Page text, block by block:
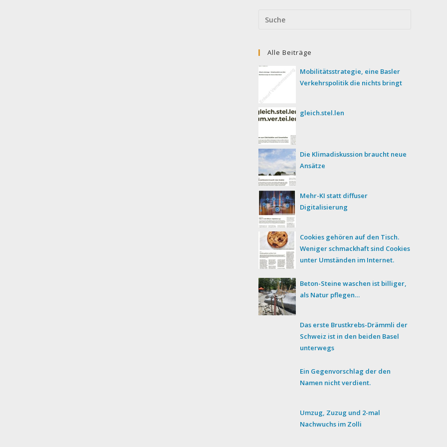
Search
Alle Beiträge
Mobilitätsstrategie, eine Basler
Verkehrspolitik die nichts bringt
gleich.stel.len
Die Klimadiskussion braucht neue
Ansätze
Mehr-KI statt diffuser
Digitalisierung
Cookies gehören auf den Tisch.
Weniger schmackhaft sind Cookies
unter Umständen im Internet.
Beton-Steine waschen ist billiger,
als Natur pflegen…
Das erste Brustkrebs-Drämmli der
Schweiz ist in den beiden Basel
unterwegs
Ein Gegenvorschlag der den
Namen nicht verdient.
Umzug, Zuzug und 2-mal
Nachwuchs im Zolli